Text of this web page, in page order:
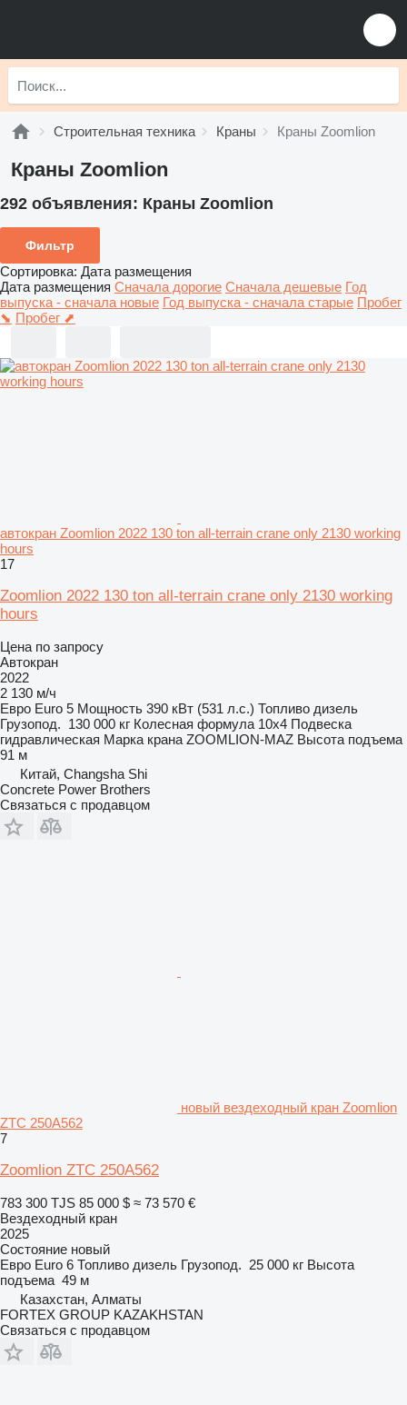
Строительная техника Краны Краны Zoomlion
Краны Zoomlion
292 объявления: Краны Zoomlion
Фильтр
Сортировка: Дата размещения
Дата размещения Сначала дорогие Сначала дешевые Год
выпуска - сначала новые Год выпуска - сначала старые Пробег
⬊ Пробег ⬈
автокран Zoomlion 2022 130 ton all-terrain crane only 2130 working
hours
17
Zoomlion 2022 130 ton all-terrain crane only 2130 working
hours
Цена по запросу
Автокран
2022
2 130 м/ч
Евро Euro 5 Мощность 390 кВт (531 л.с.) Топливо дизель
Грузопод. 130 000 кг Колесная формула 10x4 Подвеска
гидравлическая Марка крана ZOOMLION-MAZ Высота подъема
91 м
Китай, Changsha Shi
Concrete Power Brothers
Связаться с продавцом
новый вездеходный кран Zoomlion
ZTC 250A562
7
Zoomlion ZTC 250A562
783 300 TJS 85 000 $ ≈ 73 570 €
Вездеходный кран
2025
Состояние новый
Евро Euro 6 Топливо дизель Грузопод. 25 000 кг Высота
подъема 49 м
Казахстан, Алматы
FORTEX GROUP KAZAKHSTAN
Связаться с продавцом